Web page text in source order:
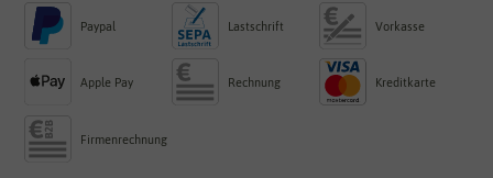
Paypal Lastschrift Vorkasse
Apple Pay Rechnung Kreditkarte
Firmenrechnung